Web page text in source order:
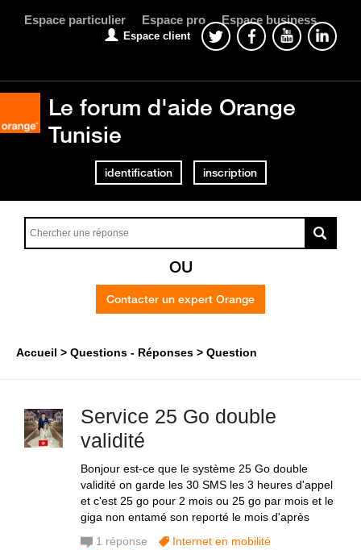
Espace particulier Espace pro Espace business
Espace client
Le forum d'aide Orange
Tunisie
identification inscription
OU
Contacter un expert Orange
Accueil Questions - Réponses Question
Service 25 Go double
validité
Bonjour est-ce que le système 25 Go double
validité on garde les 30 SMS les 3 heures d'appel
et c'est 25 go pour 2 mois ou 25 go par mois et le
giga non entamé son reporté le mois d'après
1 réponse
Internet en mobilité